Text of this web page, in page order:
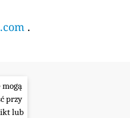
.
przy
lub